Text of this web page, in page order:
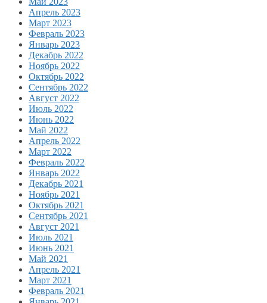
Апрель 2023
Март 2023
Февраль 2023
Январь 2023
Декабрь 2022
Ноябрь 2022
Октябрь 2022
Сентябрь 2022
Август 2022
Июль 2022
Июнь 2022
Май 2022
Апрель 2022
Март 2022
Февраль 2022
Январь 2022
Декабрь 2021
Ноябрь 2021
Октябрь 2021
Сентябрь 2021
Август 2021
Июль 2021
Июнь 2021
Май 2021
Апрель 2021
Март 2021
Февраль 2021